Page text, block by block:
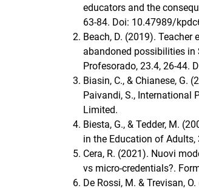
educators and the
63-84. Doi: 10.47989/
Beach, D. (2019).
abandoned possibilities in
Profesorado, 23.4, 26-44.
Biasin, C., & Chianese, G.
Paivandi, S., International
Limited.
Biesta, G., & Tedder, M.
in the Education of
Cera, R. (2021). Nuovi
vs micro-credentials?.
De Rossi, M. & Trevisan,